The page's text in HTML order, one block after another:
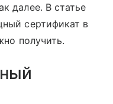
далее. В статье
сертификат в
получить.